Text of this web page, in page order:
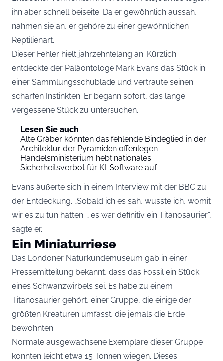
ihn aber schnell beiseite. Da er gewöhnlich aussah,
nahmen sie an, er gehöre zu einer gewöhnlichen
Reptilienart.
Dieser Fehler hielt jahrzehntelang an. Kürzlich
entdeckte der Paläontologe Mark Evans das Stück in
einer Sammlungsschublade und vertraute seinen
scharfen Instinkten. Er begann sofort, das lange
vergessene Stück zu untersuchen.
Lesen Sie auch
Alte Gräber könnten das fehlende Bindeglied in der
Architektur der Pyramiden offenlegen
Handelsministerium hebt nationales
Sicherheitsverbot für KI-Software auf
Evans äußerte sich in einem Interview mit der BBC zu
der Entdeckung. „Sobald ich es sah, wusste ich, womit
wir es zu tun hatten … es war definitiv ein Titanosaurier“,
sagte er.
Ein Miniaturriese
Das Londoner Naturkundemuseum gab in einer
Pressemitteilung bekannt, dass das Fossil ein Stück
eines Schwanzwirbels sei. Es habe zu einem
Titanosaurier gehört, einer Gruppe, die einige der
größten Kreaturen umfasst, die jemals die Erde
bewohnten.
Normale ausgewachsene Exemplare dieser Gruppe
konnten leicht etwa 15 Tonnen wiegen. Dieses